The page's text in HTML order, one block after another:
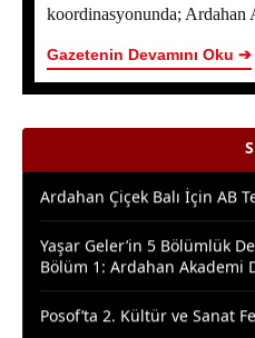
koordinasyonunda; Ardahan
Gazetenin Devamını Oku ➔
SON
Ardahan Çiçek Balı İçin AB
Yaşar Geler’in 5 Bölümlük
Posof’ta 2. Kültür ve Sanat
Ardahanlı Yazarımız Fakir